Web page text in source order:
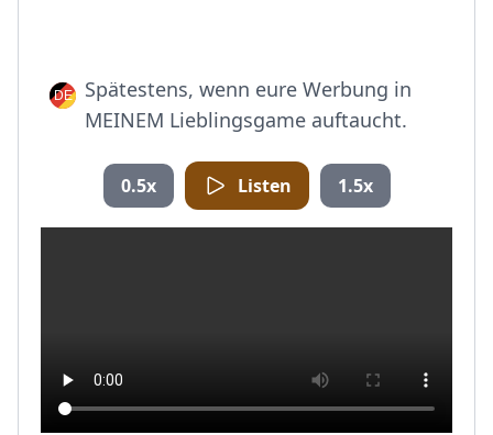
Spätestens, wenn eure Werbung in
MEINEM Lieblingsgame auftaucht.
0.5x Listen 1.5x